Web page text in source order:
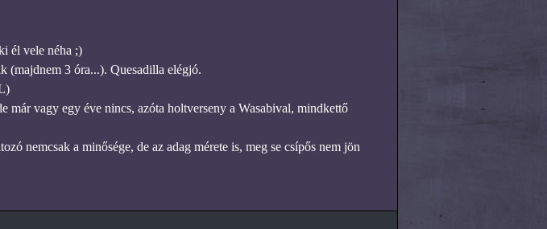
él vele néha ;)
(majdnem 3 óra...). Quesadilla elégjó.
már vagy egy éve nincs, azóta holtverseny a Wasabival, mindkettő
nemcsak a minősége, de az adag mérete is, meg se csípős nem jön